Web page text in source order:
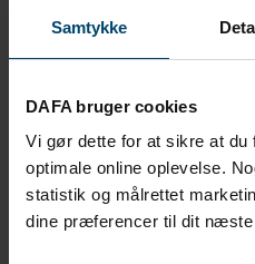
Samtykke
DAFA bruger cookies
Vi gør dette for at sikre at du
optimale online oplevelse.
statistik og målrettet
dine præferencer til dit næste